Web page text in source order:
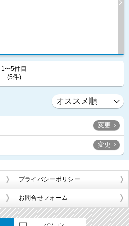
1〜5件目
(5件)
変更
変更
プライバシーポリシー
お問合せフォーム